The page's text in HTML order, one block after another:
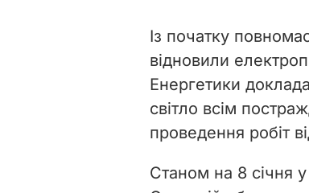
Із початку
відновили
Енергетики
світло всім
проведення робіт
Станом на 8 січня у